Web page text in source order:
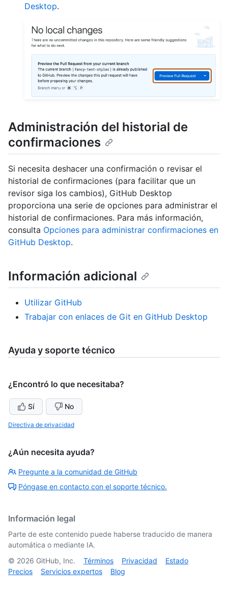
Desktop.
Administración del historial de
confirmaciones
Si necesita deshacer una confirmación o revisar el
historial de confirmaciones (para facilitar que un
revisor siga los cambios), GitHub Desktop
proporciona una serie de opciones para administrar el
historial de confirmaciones. Para más información,
consulta Opciones para administrar confirmaciones en
GitHub Desktop.
Información adicional
Utilizar GitHub
Trabajar con enlaces de Git en GitHub Desktop
Ayuda y soporte técnico
¿Encontró lo que necesitaba?
Sí No
Directiva de privacidad
¿Aún necesita ayuda?
Pregunte a la comunidad de GitHub
Póngase en contacto con el soporte técnico.
Información legal
Parte de este contenido puede haberse traducido de manera
automática o mediante IA.
© 2026 GitHub, Inc. Términos Privacidad
Estado
Precios
Servicios expertos Blog